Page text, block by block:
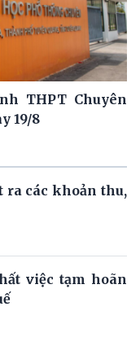
THPT Chuyên
19/8
ra các khoản thu,
việc tạm hoãn